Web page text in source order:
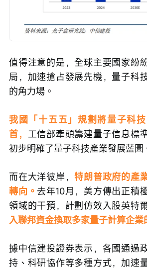
值得注意的是，全球主要國家紛
局，加速搶占發展先機，量子科
的角力場。
我國「十五五」規劃將量子科
首， 工信部牽頭籌建量子信息標
初步明確了量子科技產業發展藍圖
而在大洋彼岸，特朗普政府的產
轉向。 去年10月，美方傳出正積
領域的干預，計劃仿效入股英特
入聯邦資金換取多家量子計算企業
據中信建投證券表示，各國通過
持、科研協作等多種方式，加速